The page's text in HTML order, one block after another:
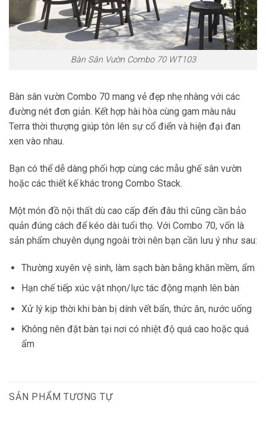
Bàn Sân Vườn Combo 70 WT103
Bàn sân vườn Combo 70 mang vẻ đẹp nhẹ nhàng với các
đường nét đơn giản. Kết hợp hài hòa cùng gam màu nâu
Terra thời thượng giúp tôn lên sự cổ điển và hiện đại đan
xen vào nhau.
Bạn có thể dễ dàng phối hợp cùng các mẫu ghế sân vườn
hoặc các thiết kế khác trong Combo Stack.
Một món đồ nội thất dù cao cấp đến đâu thì cũng cần bảo
quản đúng cách để kéo dài tuổi thọ. Với Combo 70, vốn là
sản phẩm chuyên dụng ngoài trời nên bạn cần lưu ý như sau:
Thường xuyên vệ sinh, làm sạch bàn bằng khăn mềm, ẩm
Hạn chế tiếp xúc vật nhọn/lực tác động mạnh lên bàn
Xử lý kịp thời khi bàn bị dính vết bẩn, thức ăn, nước uống
Không nên đặt bàn tại nơi có nhiệt độ quá cao hoặc quá
ẩm
SẢN PHẨM TƯƠNG TỰ